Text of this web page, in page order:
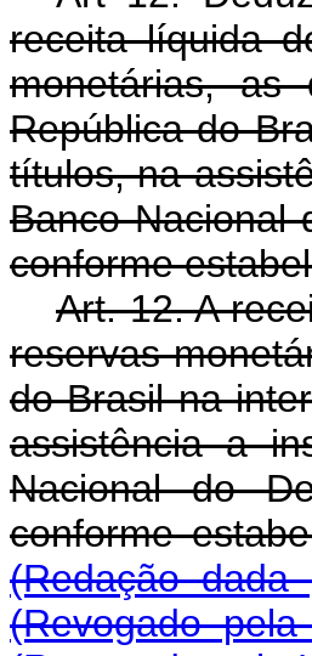
receita líquida
monetárias, as
República do
títulos, na
Banco Nacional
conforme
Art. 12. A
reservas
do Brasil na
assistência a
Nacional do
conforme
(Redação
(Revogado